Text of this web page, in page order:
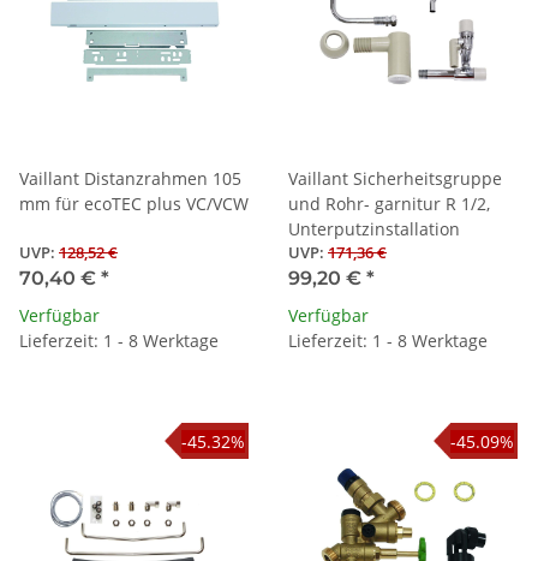
Vaillant Distanzrahmen 105
mm für ecoTEC plus VC/VCW
UVP: 128,52 €
70,40 € *
Verfügbar
Lieferzeit: 1 - 8 Werktage
Vaillant Sicherheitsgruppe
und Rohr- garnitur R 1/2,
Unterputzinstallation
UVP: 171,36 €
99,20 € *
Verfügbar
Lieferzeit: 1 - 8 Werktage
-45.32% -45.09%